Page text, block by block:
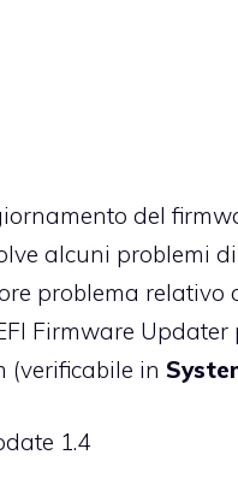
del
alcuni problemi di
problema relativo
Firmware
(verificabile in
1.4